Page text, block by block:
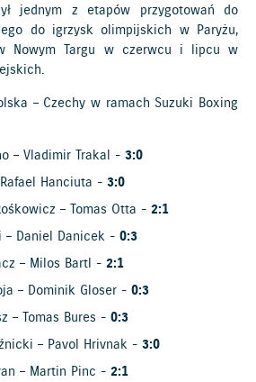
jednym z etapów przygotowań do
do igrzysk olimpijskich w Paryżu,
Nowym Targu w czerwcu i lipcu w
– Czechy w ramach Suzuki Boxing
– Vladimir Trakal -3:0
Hanciuta -3:0
– Tomas Otta -2:1
– Daniel Danicek -0:3
– Milos Bartl -2:1
– Dominik Gloser -0:3
– Tomas Bures -0:3
– Pavol Hrivnak -3:0
– Martin Pinc -2:1